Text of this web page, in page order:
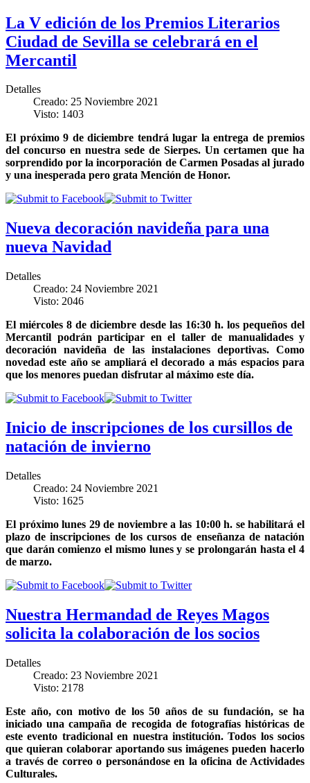
La V edición de los Premios Literarios
Ciudad de Sevilla se celebrará en el
Mercantil
Detalles
Creado: 25 Noviembre 2021
Visto: 1403
El próximo 9 de diciembre tendrá lugar la entrega de premios
del concurso en nuestra sede de Sierpes. Un certamen que ha
sorprendido por la incorporación de Carmen Posadas al jurado
y una inesperada pero grata Mención de Honor.
Nueva decoración navideña para una
nueva Navidad
Detalles
Creado: 24 Noviembre 2021
Visto: 2046
El miércoles 8 de diciembre desde las 16:30 h. los pequeños del
Mercantil podrán participar en el taller de manualidades y
decoración navideña de las instalaciones deportivas. Como
novedad este año se ampliará el decorado a más espacios para
que los menores puedan disfrutar al máximo este día.
Inicio de inscripciones de los cursillos de
natación de invierno
Detalles
Creado: 24 Noviembre 2021
Visto: 1625
El próximo lunes 29 de noviembre a las 10:00 h. se habilitará el
plazo de inscripciones de los cursos de enseñanza de natación
que darán comienzo el mismo lunes y se prolongarán hasta el 4
de marzo.
Nuestra Hermandad de Reyes Magos
solicita la colaboración de los socios
Detalles
Creado: 23 Noviembre 2021
Visto: 2178
Este año, con motivo de los 50 años de su fundación, se ha
iniciado una campaña de recogida de fotografías históricas de
este evento tradicional en nuestra institución. Todos los socios
que quieran colaborar aportando sus imágenes pueden hacerlo
a través de correo o personándose en la oficina de Actividades
Culturales.